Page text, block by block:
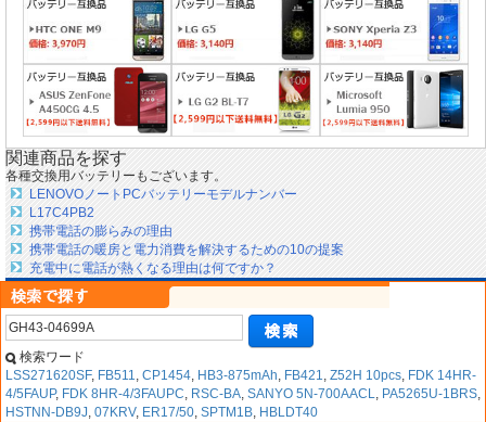
関連商品を探す
各種交換用バッテリーもございます。
LENOVOノートPCバッテリーモデルナンバー
L17C4PB2
携帯電話の膨らみの理由
携帯電話の暖房と電力消費を解決するための10の提案
充電中に電話が熱くなる理由は何ですか？
検索ワード
LSS271620SF, FB511, CP1454, HB3-875mAh, FB421, Z52H 10pcs, FDK 14HR-
4/5FAUP, FDK 8HR-4/3FAUPC, RSC-BA, SANYO 5N-700AACL, PA5265U-1BRS,
HSTNN-DB9J, 07KRV, ER17/50, SPTM1B, HBLDT40